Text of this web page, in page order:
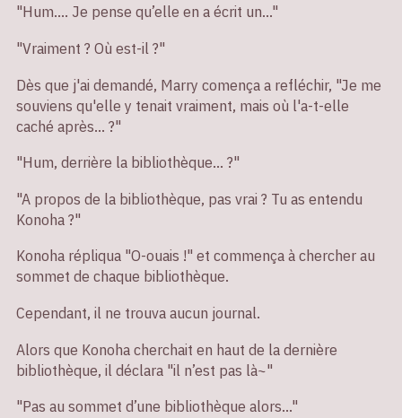
"Hum…. Je pense qu’elle en a écrit un…"
"Vraiment ? Où est-il ?"
Dès que j'ai demandé, Marry comença a refléchir, "Je me
souviens qu'elle y tenait vraiment, mais où l'a-t-elle
caché après... ?"
"Hum, derrière la bibliothèque… ?"
"A propos de la bibliothèque, pas vrai ? Tu as entendu
Konoha ?"
Konoha répliqua "O-ouais !" et commença à chercher au
sommet de chaque bibliothèque.
Cependant, il ne trouva aucun journal.
Alors que Konoha cherchait en haut de la dernière
bibliothèque, il déclara "il n’est pas là~"
"Pas au sommet d’une bibliothèque alors…"